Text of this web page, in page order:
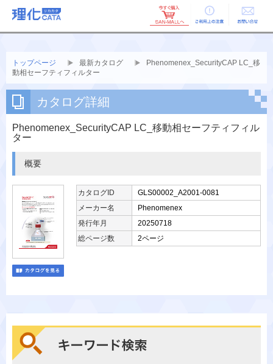
ご利用上の お問い合せ
トップページ 最新カタログ
Phenomenex_SecurityCAP LC_移
動相セーフティフィルター
カタログ詳細
Phenomenex_SecurityCAP LC_移動相セーフティフィル
ター
概要
カタログID
GLS00002_A2001-0081
メーカー名
Phenomenex
発行年月
20250718
総ページ数
2ページ